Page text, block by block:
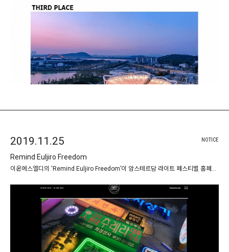
2019.11.25
Remind Euljiro Freedom
이온에스엘디의 ‘Remind Euljiro Freedom’이 암스테르담 라이트 페스티벌 홈페이지에 실렸습 …
NOTICE